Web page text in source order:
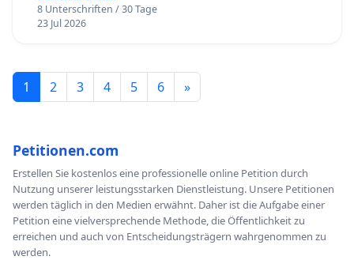
8 Unterschriften / 30 Tage
23 Jul 2026
1 2 3 4 5 6 »
Petitionen.com
Erstellen Sie kostenlos eine professionelle online Petition durch
Nutzung unserer leistungsstarken Dienstleistung. Unsere Petitionen
werden täglich in den Medien erwähnt. Daher ist die Aufgabe einer
Petition eine vielversprechende Methode, die Öffentlichkeit zu
erreichen und auch von Entscheidungsträgern wahrgenommen zu
werden.